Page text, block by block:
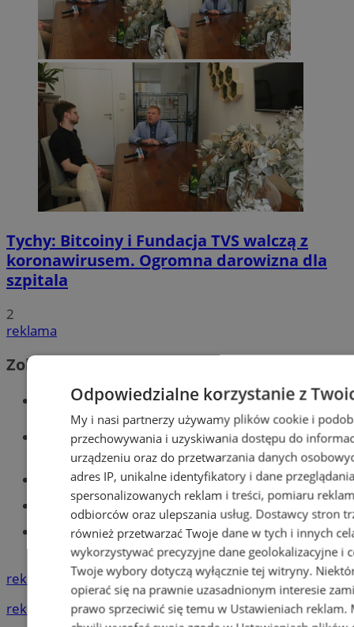
Tychy: Bitcoiny i Fundacja TVS walczą z
koronawirusem. Ogromna darowizna dla
szpitala
2
reklama
Zobacz również
Wiadomości kryminalne w Tychach
Wiadomości lokalne
Części samochodowe do -70%!
Tworzenie stron www - Tychy
Znajdź pracę - codziennie nowe
ogłoszenia
reklama
reklama
Odpowiedzialne korzystanie z
My i nasi partnerzy używamy plików cookie i
przechowywania i uzyskiwania dostępu do
urządzeniu oraz do przetwarzania danych
adres IP, unikalne identyfikatory i dane
spersonalizowanych reklam i treści, pomiaru
odbiorców oraz ulepszania usług. Dostawcy stron
również przetwarzać Twoje dane w tych i innych
wykorzystywać precyzyjne dane geolokalizacyjne i
Twoje wybory dotyczą wyłącznie tej witryny.
opierać się na prawnie uzasadnionym interesie
prawo sprzeciwić się temu w Ustawieniach reklam.